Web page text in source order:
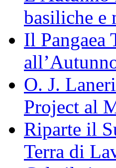
basiliche e
Il
O. J.
Project al
Riparte il
Terra di